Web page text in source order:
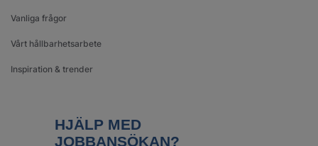
Vanliga frågor
Vårt hållbarhetsarbete
Inspiration & trender